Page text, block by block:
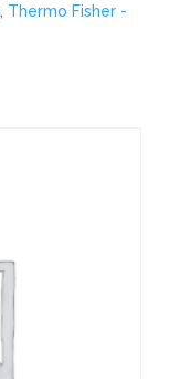
Thermo Fisher -